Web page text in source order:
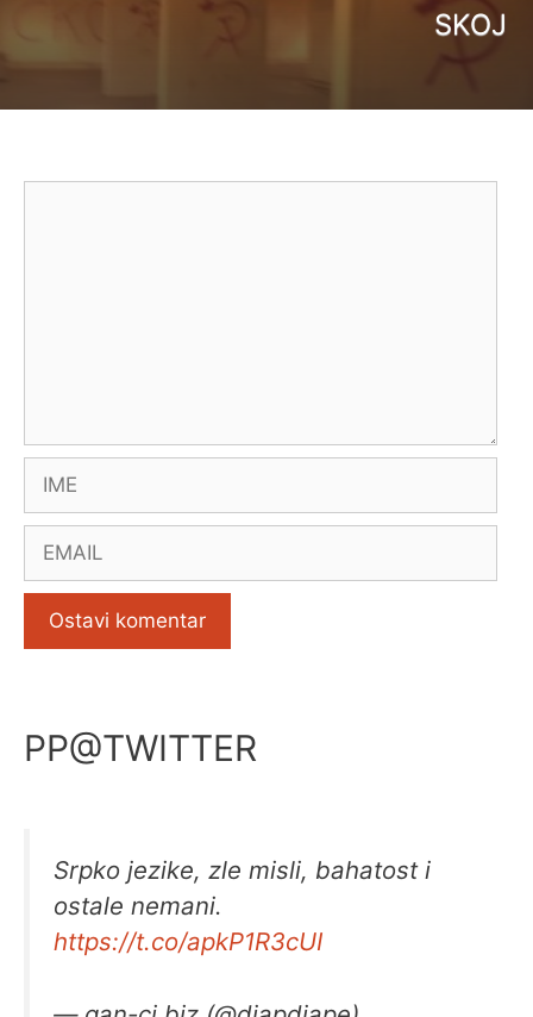
SKOJ
Name
Email
PP@TWITTER
Srpko jezike, zle misli, bahatost i
ostale nemani.
https://t.co/apkP1R3cUI